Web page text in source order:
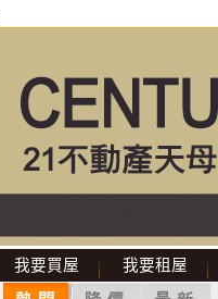
我要買屋 我要租屋